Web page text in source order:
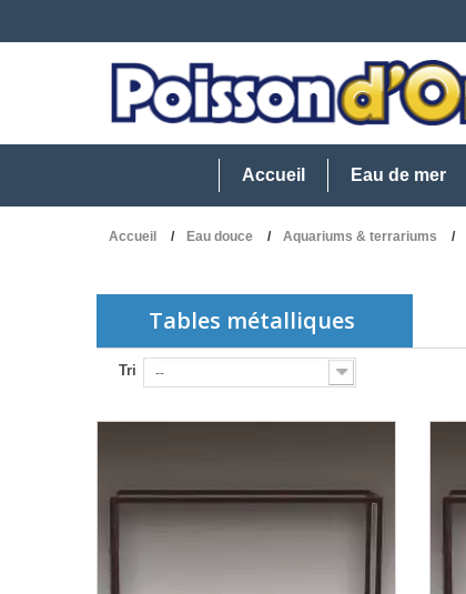
Accueil Eau de mer
Accueil Eau douce Aquariums & terrariums
Tables métalliques
Tri --